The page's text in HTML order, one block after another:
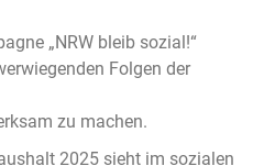
„NRW bleib sozial!“
Folgen der
zu machen.
2025 sieht im sozialen